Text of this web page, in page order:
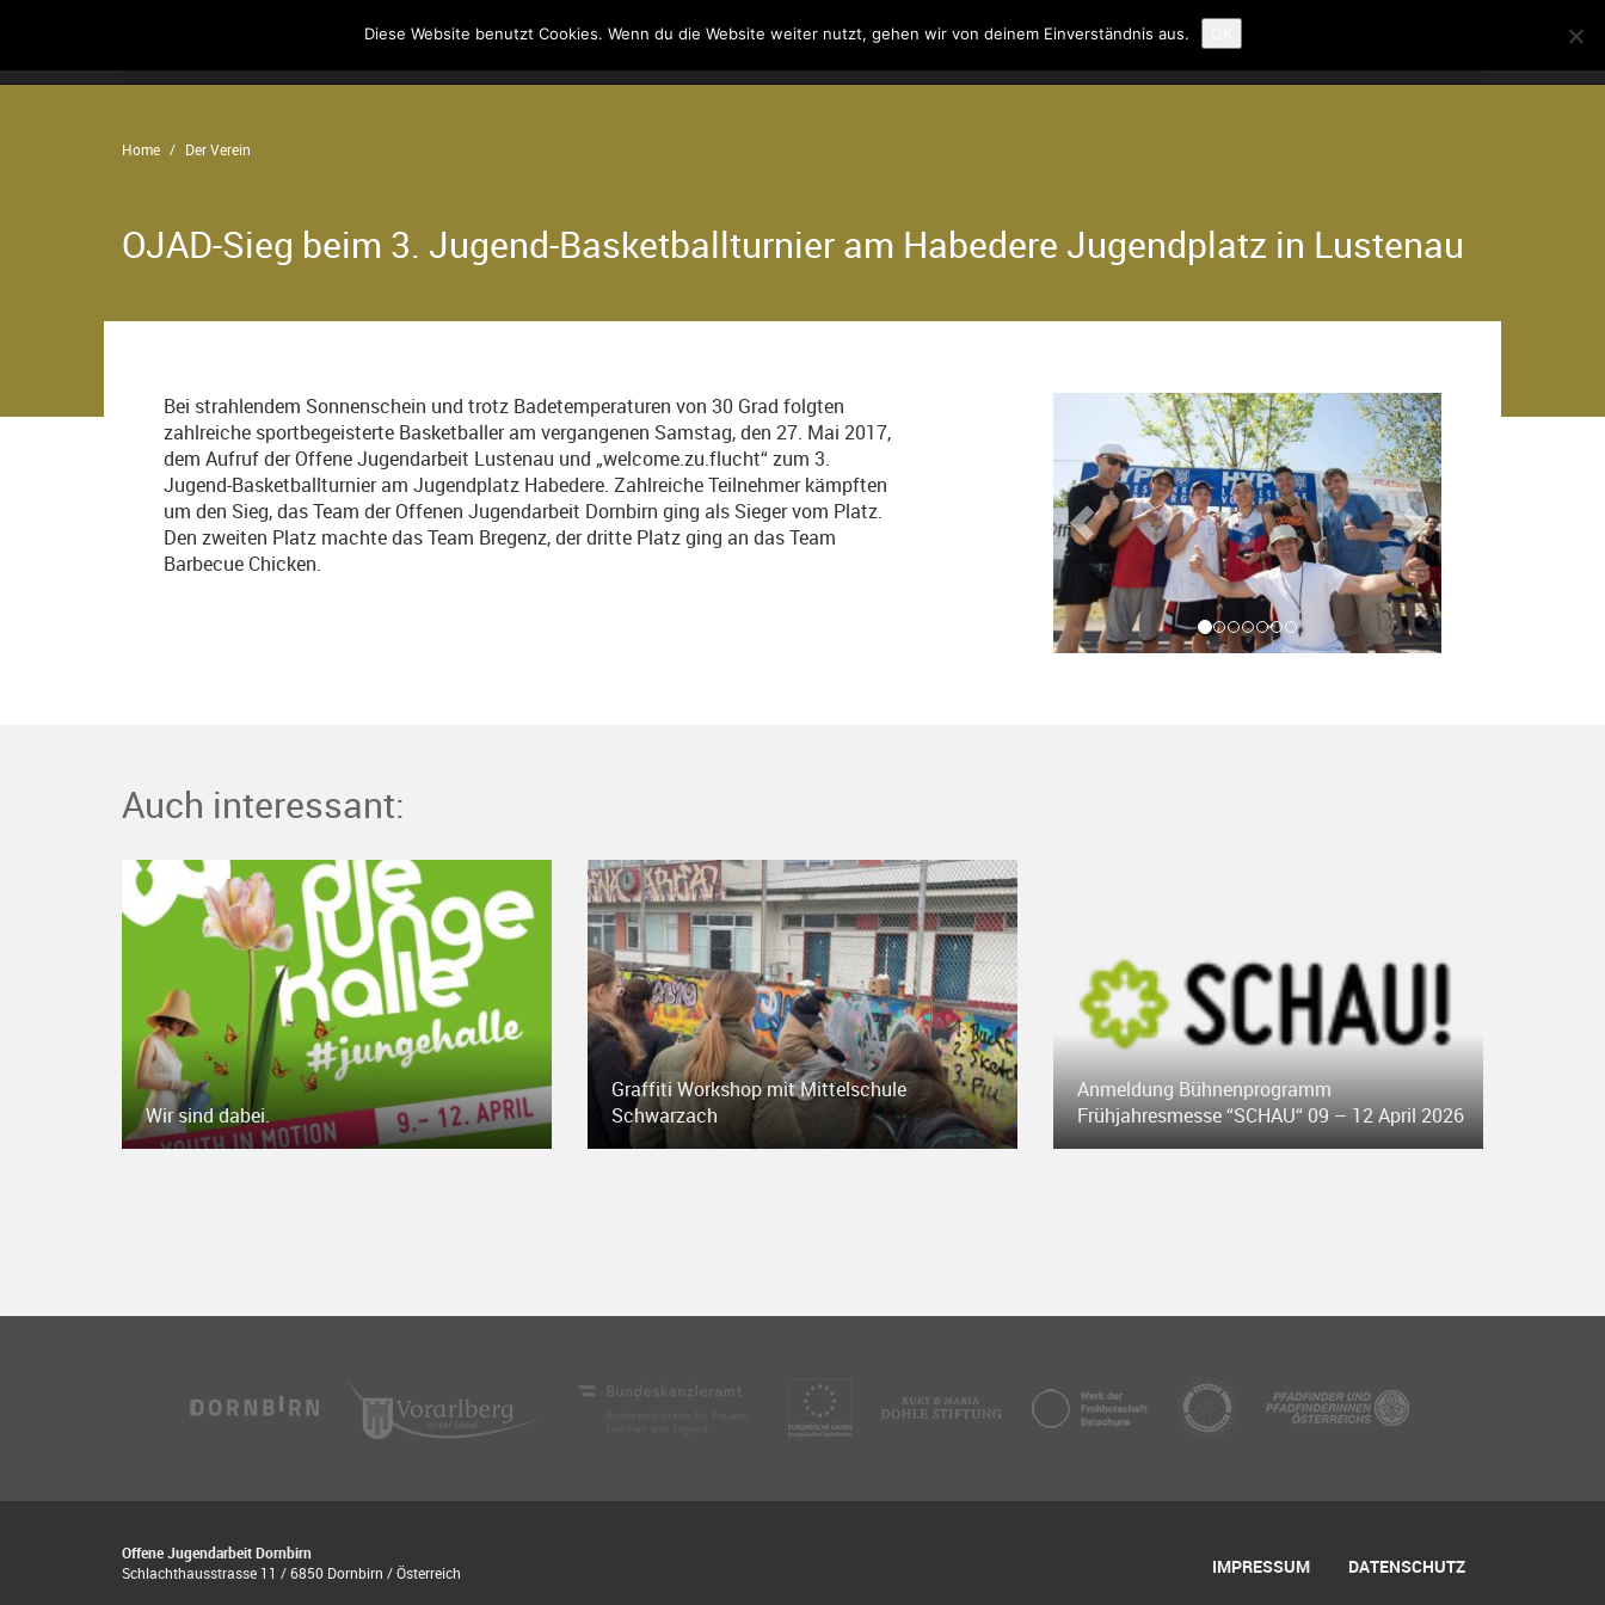
Der Verein Kontakt Suche
Home Der Verein
OJAD-Sieg beim 3. Jugend-Basketballturnier am Habedere Jugendplatz in Lustenau
Bei strahlendem Sonnenschein und trotz Badetemperaturen von 30 Grad folgten
zahlreiche sportbegeisterte Basketballer am vergangenen Samstag, den 27. Mai 2017,
dem Aufruf der Offene Jugendarbeit Lustenau und „welcome.zu.flucht“ zum 3.
Jugend-Basketballturnier am Jugendplatz Habedere. Zahlreiche Teilnehmer kämpften
um den Sieg, das Team der Offenen Jugendarbeit Dornbirn ging als Sieger vom Platz.
Den zweiten Platz machte das Team Bregenz, der dritte Platz ging an das Team
Barbecue Chicken.
Auch interessant:
Wir sind dabei.
Graffiti Workshop mit Mittelschule
Schwarzach
Anmeldung Bühnenprogramm
Frühjahresmesse “SCHAU“ 09 – 12 April 2026
Offene Jugendarbeit Dornbirn
Schlachthausstrasse 11 / 6850 Dornbirn / Österreich
IMPRESSUM DATENSCHUTZ
Diese Website benutzt Cookies. Wenn du die Website weiter nutzt, gehen wir von deinem Einverständnis aus.